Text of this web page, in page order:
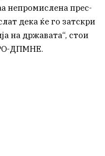
непромислена прес-
дека ќе го затскри
на државата“, стои
ДПМНЕ.